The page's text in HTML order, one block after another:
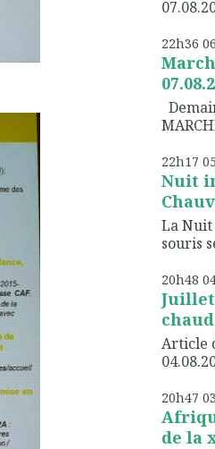
22h36 06
22h17 05
Nuit
La Nuit
souris
20h48
Juillet
Article
20h47 03
de la